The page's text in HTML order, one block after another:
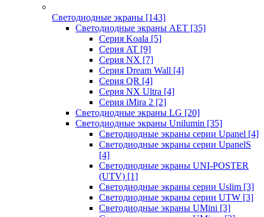
Светодиодные экраны [143]
Светодиодные экраны AET [35]
Cерия Koala [5]
Серия AT [9]
Серия NX [7]
Серия Dream Wall [4]
Серия QR [4]
Серия NX Ultra [4]
Серия iMira 2 [2]
Светодиодные экраны LG [20]
Светодиодные экраны Unilumin [35]
Светодиодные экраны серии Upanel [4]
Светодиодные экраны серии UpanelS
[4]
Светодиодные экраны UNI-POSTER
(UTV) [1]
Светодиодные экраны серии Uslim [3]
Светодиодные экраны серии UTW [3]
Светодиодные экраны UMini [3]